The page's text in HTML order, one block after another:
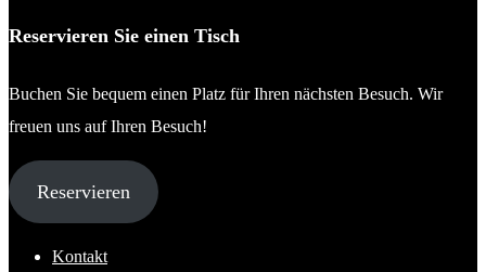
Reservieren Sie einen Tisch
Buchen Sie bequem einen Platz für Ihren nächsten Besuch. Wir
freuen uns auf Ihren Besuch!
Reservieren
Kontakt